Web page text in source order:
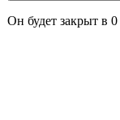
Он будет закрыт в 0